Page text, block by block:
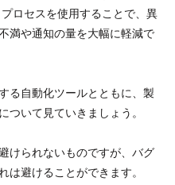
ロセスを使用することで、異
満や通知の量を大幅に軽減で
る自動化ツールとともに、製
いて見ていきましょう。
けられないものですが、バグ
避けることができます。